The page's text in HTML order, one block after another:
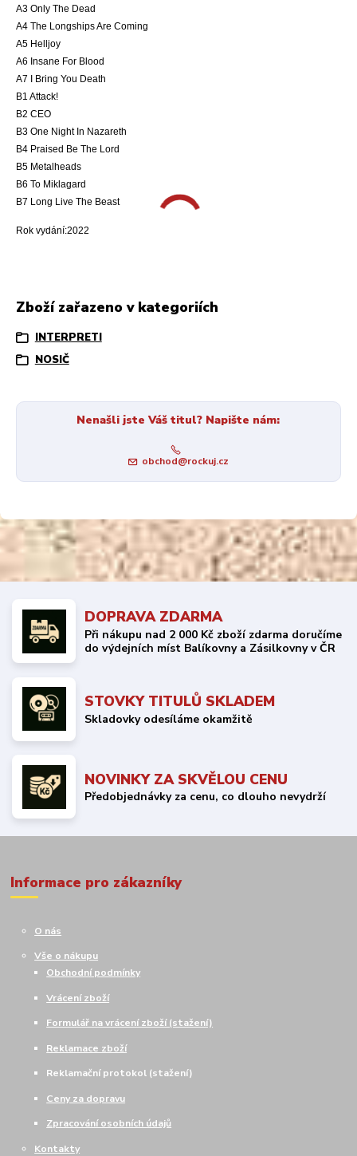
A3 Only The Dead
A4 The Longships Are Coming
A5 Helljoy
A6 Insane For Blood
A7 I Bring You Death
B1 Attack!
B2 CEO
B3 One Night In Nazareth
B4 Praised Be The Lord
B5 Metalheads
B6 To Miklagard
B7 Long Live The Beast
Rok vydání:2022
Zboží zařazeno v kategoriích
INTERPRETI
NOSIČ
Nenašli jste Váš titul? Napište nám:
obchod@rockuj.cz
DOPRAVA ZDARMA
Při nákupu nad 2 000 Kč zboží zdarma doručíme
do výdejních míst Balíkovny a Zásilkovny v ČR
STOVKY TITULŮ SKLADEM
Skladovky odesíláme okamžitě
NOVINKY ZA SKVĚLOU CENU
Předobjednávky za cenu, co dlouho nevydrží
Informace pro zákazníky
O nás
Vše o nákupu
Obchodní podmínky
Vrácení zboží
Formulář na vrácení zboží (stažení)
Reklamace zboží
Reklamační protokol (stažení)
Ceny za dopravu
Zpracování osobních údajů
Kontakty